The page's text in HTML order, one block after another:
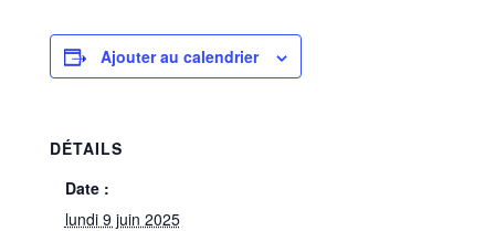
Ajouter au calendrier
DÉTAILS
Date :
lundi 9 juin 2025